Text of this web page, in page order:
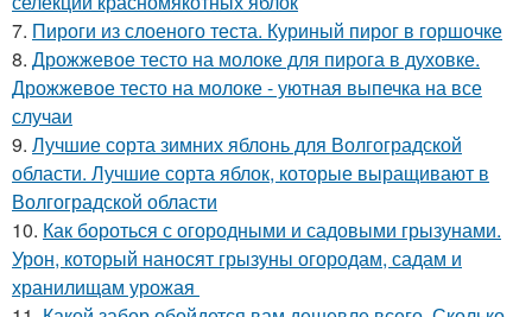
7. Пироги из слоеного теста. Куриный пирог в горшочке
8. Дрожжевое тесто на молоке для пирога в духовке.
Дрожжевое тесто на молоке - уютная выпечка на все
случаи
9. Лучшие сорта зимних яблонь для Волгоградской
области. Лучшие сорта яблок, которые выращивают в
Волгоградской области
10. Как бороться с огородными и садовыми грызунами.
Урон, который наносят грызуны огородам, садам и
хранилищам урожая